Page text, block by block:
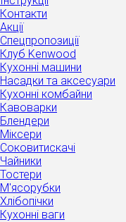
Контакти
Акції
Спецпропозиції
Клуб Kenwood
Кухонні машини
Насадки та аксесуари
Кухонні комбайни
Кавоварки
Блендери
Міксери
Соковитискачі
Чайники
Тостери
М'ясорубки
Хлібопічки
Кухонні ваги